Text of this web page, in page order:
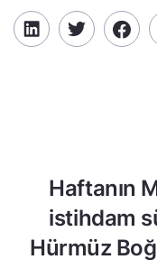
Haftanın
istihdam
Hürmüz